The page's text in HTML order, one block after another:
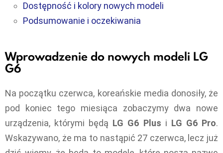
Dostępność i kolory nowych modeli
Podsumowanie i oczekiwania
Wprowadzenie do nowych modeli LG
G6
Na początku czerwca, koreańskie media donosiły, że
pod koniec tego miesiąca zobaczymy dwa nowe
urządzenia, którymi będą LG G6 Plus i LG G6 Pro.
Wskazywano, że ma to nastąpić 27 czerwca, lecz już